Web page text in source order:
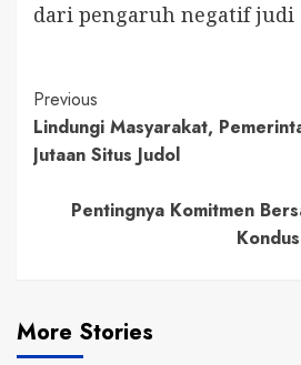
dari pengaruh negatif judi
Continue
Reading
Previous
Lindungi Masyarakat,
Jutaan Situs Judol
Pentingnya Komitmen
More Stories